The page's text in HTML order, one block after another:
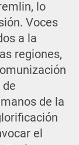
lo
Voces
a la
regiones,
de
de la
el